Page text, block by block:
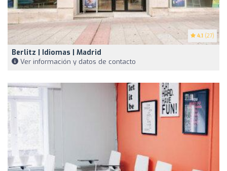
4.1 (27)
Berlitz | Idiomas | Madrid
Ver información y datos de contacto